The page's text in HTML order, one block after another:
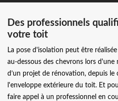
Des professionnels
votre toit
La pose d'isolation peut être
au-dessous des chevrons lors
d’un projet de rénovation, depuis le
l'enveloppe extérieure du toit. Et
faire appel à un professionnel en